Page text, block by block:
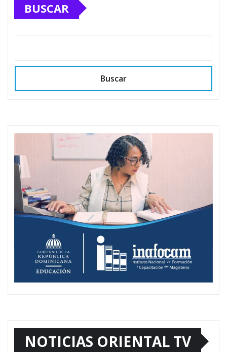
BUSCAR
Buscar
NOTICIAS ORIENTAL TV